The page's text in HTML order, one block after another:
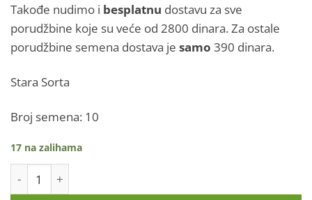
Takođe nudimo i besplatnu dostavu za sve
porudžbine koje su veće od 2800 dinara. Za ostale
porudžbine semena dostava je samo 390 dinara.
Stara Sorta
Broj semena: 10
17 na zalihama